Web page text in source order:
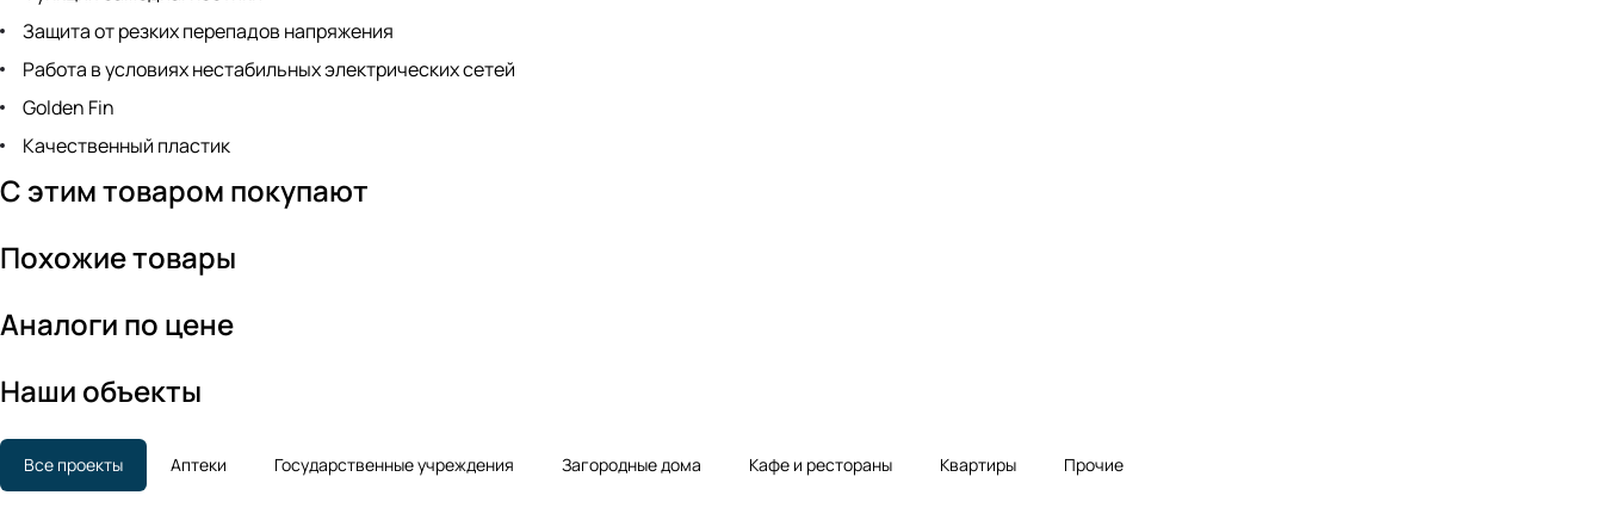
Защита от резких перепадов напряжения
Работа в условиях нестабильных электрических сетей
Golden Fin
Качественный пластик
С этим товаром покупают
Похожие товары
Аналоги по цене
Наши объекты
Все проекты Аптеки Государственные учреждения Загородные дома Кафе и рестораны Квартиры Прочие